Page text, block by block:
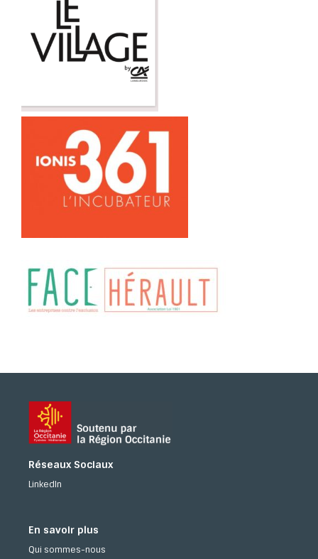
Réseaux Sociaux
LinkedIn
En savoir plus
Qui sommes-nous